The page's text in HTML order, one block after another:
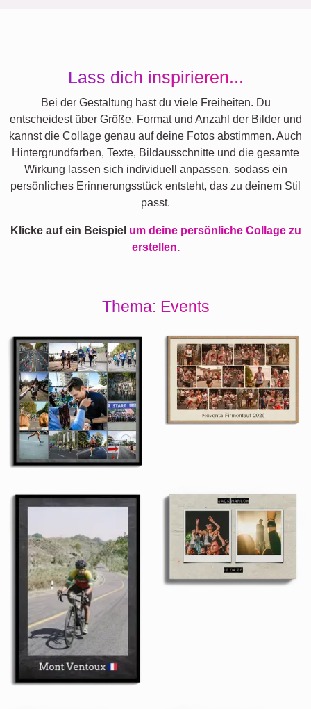
Lass dich inspirieren...
Bei der Gestaltung hast du viele Freiheiten. Du
entscheidest über Größe, Format und Anzahl der Bilder und
kannst die Collage genau auf deine Fotos abstimmen. Auch
Hintergrundfarben, Texte, Bildausschnitte und die gesamte
Wirkung lassen sich individuell anpassen, sodass ein
persönliches Erinnerungsstück entsteht, das zu deinem Stil
passt.
Klicke auf ein Beispiel um deine persönliche Collage zu
erstellen.
Thema: Events